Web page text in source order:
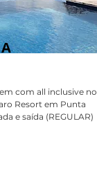
com all inclusive no
Resort em Punta
e saída (REGULAR)